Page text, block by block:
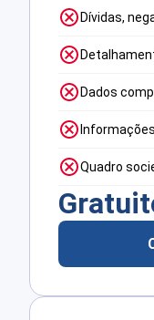
Dívidas,
Dados
Quadro